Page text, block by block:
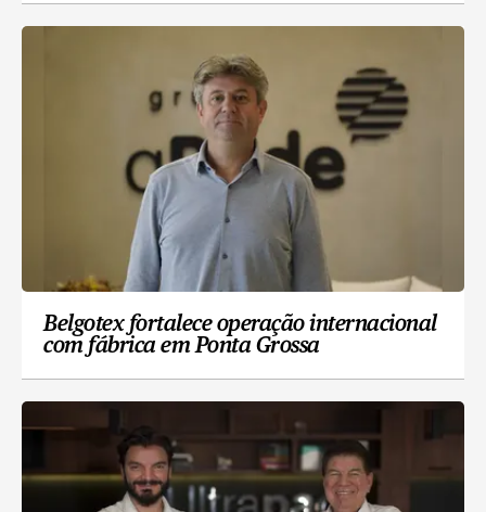
Belgotex fortalece operação internacional
com fábrica em Ponta Grossa